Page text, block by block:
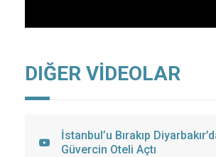
DIĞER VİDEOLAR
İstanbul’u Bırakıp
Güvercin Oteli Açtı